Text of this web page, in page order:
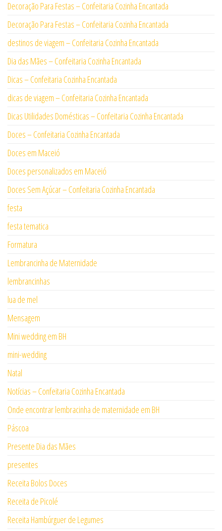
Decoração Para Festas – Confeitaria Cozinha Encantada
Decoração Para Festas – Confeitaria Cozinha Encantada
destinos de viagem – Confeitaria Cozinha Encantada
Dia das Mães – Confeitaria Cozinha Encantada
Dicas – Confeitaria Cozinha Encantada
dicas de viagem – Confeitaria Cozinha Encantada
Dicas Utilidades Domésticas – Confeitaria Cozinha Encantada
Doces – Confeitaria Cozinha Encantada
Doces em Maceió
Doces personalizados em Maceió
Doces Sem Açúcar – Confeitaria Cozinha Encantada
festa
festa tematica
Formatura
Lembrancinha de Maternidade
lembrancinhas
lua de mel
Mensagem
Mini wedding em BH
mini-wedding
Natal
Notícias – Confeitaria Cozinha Encantada
Onde encontrar lembracinha de maternidade em BH
Páscoa
Presente Dia das Mães
presentes
Receita Bolos Doces
Receita de Picolé
Receita Hambúrguer de Legumes